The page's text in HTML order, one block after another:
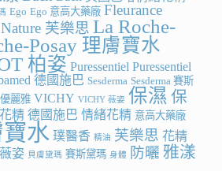
Ego Ego 意高大藥廠 Fleurance
芙樂思 La Roche-
Posay 理膚寶水
柏姿 Puressentiel Puressentiel
德國施巴 Sesderma Sesderma 賽斯
麗雅 VICHY VICHY 薇姿 保濕 保
精 德國施巴 情緒花精 意高大藥廠
水 璞醫香 精油 芙樂思 花精
薇姿 貝膚黛瑪 賽斯黛瑪 身體 防曬 雅漾